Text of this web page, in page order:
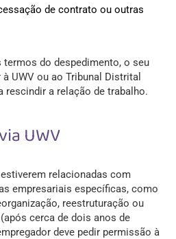
de contrato ou outras
do despedimento, o seu
UWV ou ao Tribunal Distrital
rescindir a relação de trabalho.
UWV
relacionadas com
empresariais específicas, como
reestruturação ou
cerca de dois anos de
deve pedir permissão à